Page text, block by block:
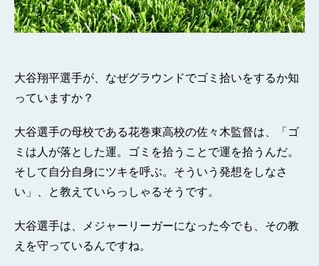
大谷翔平選手が、なぜグラウンドでゴミ拾いをするか知
っていますか？
大谷選手の母校である花巻東高校の佐々木監督は、「ゴ
ミは人が落とした運。ゴミを拾うことで運を拾うんだ。
そして自分自身にツキを呼ぶ。そういう発想をしなさ
い」、と教えていらっしゃるそうです。
大谷選手は、メジャーリーガーになった今でも、その教
えを守っているんですね。